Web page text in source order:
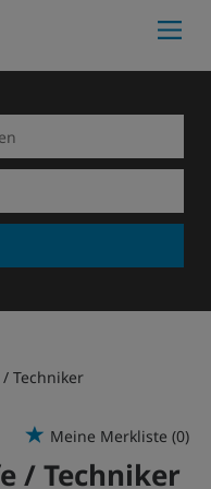
Techniker
Meine Merkliste (0)
/ Techniker